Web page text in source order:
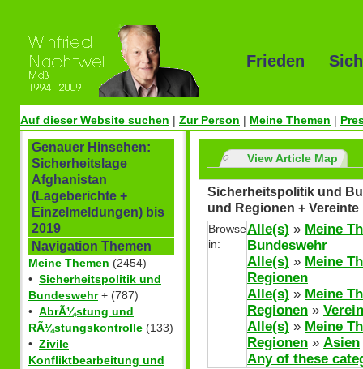
Frieden
Auf dieser Website suchen | Zur Person | Meine Themen |
Genauer Hinsehen:
Sicherheitslage
Afghanistan
(Lageberichte +
Einzelmeldungen) bis
2019
Navigation Themen
Meine Themen (2454)
• Sicherheitspolitik und
Bundeswehr+ (787)
• AbrÃ¼stung und
RÃ¼stungskontrolle (133)
• Zivile
Konfliktbearbeitung und
View Article Map
Sicherheitspolitik und
und Regionen +
Browse
in:
Alle(s) » Meine
Bundeswehr
Alle(s) » Meine
Regionen
Alle(s) » Meine
Regionen »
Alle(s) » Meine
Regionen » Asien
Any of these